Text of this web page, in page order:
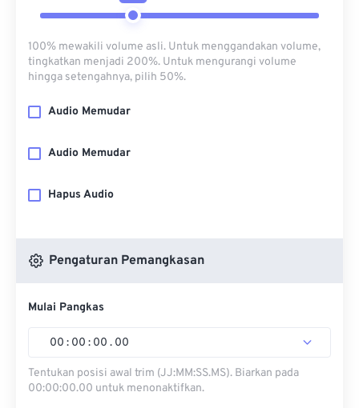
100% mewakili volume asli. Untuk menggandakan volume,
tingkatkan menjadi 200%. Untuk mengurangi volume
hingga setengahnya, pilih 50%.
Audio Memudar
Audio Memudar
Hapus Audio
Pengaturan Pemangkasan
Mulai Pangkas
00 : 00 : 00 . 00
Tentukan posisi awal trim (JJ:MM:SS.MS). Biarkan pada
00:00:00.00 untuk menonaktifkan.